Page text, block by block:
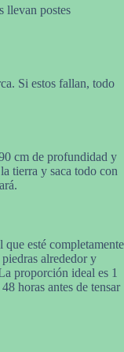
llevan postes
Si estos fallan, todo
cm de profundidad y
tierra y saca todo con
esté completamente
alrededor y
proporción ideal es 1
horas antes de tensar